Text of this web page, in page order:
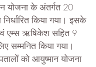
योजना के अंतर्गत 20
किया गया। इसके
एम्स ऋषिकेश सहित 9
सम्मनित किया गया।
को आयुष्मान योजना